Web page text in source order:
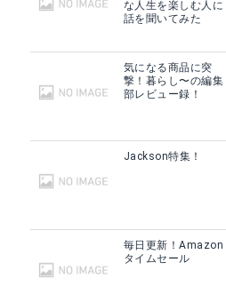
な人生を楽しむ人に
話を聞いてみた
気になる商品に突
撃！暮らし〜の編集
部レビュー録！
Jackson特集！
毎日更新！Amazon
タイムセール